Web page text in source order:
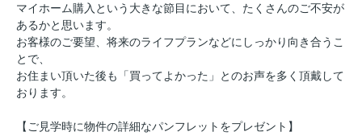
マイホーム購入という大きな節目において、たくさんのご不安が
あるかと思います。
お客様のご要望、将来のライフプランなどにしっかり向き合うこ
とで、
お住まい頂いた後も「買ってよかった」とのお声を多く頂戴して
おります。
【ご見学時に物件の詳細なパンフレットをプレゼント】